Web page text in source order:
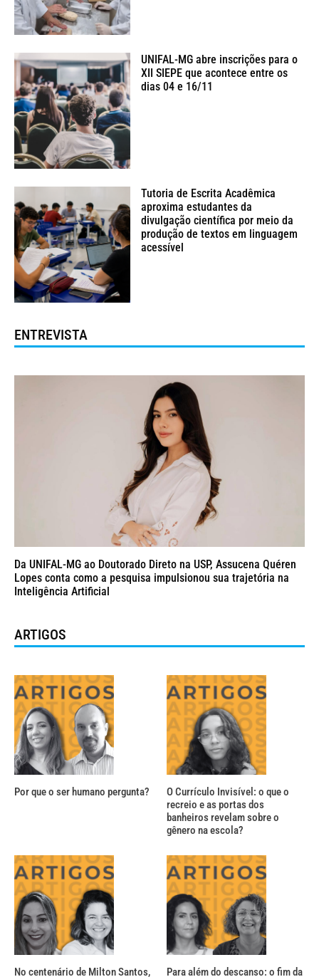
UNIFAL-MG abre inscrições para o
XII SIEPE que acontece entre os
dias 04 e 16/11
Tutoria de Escrita Acadêmica
aproxima estudantes da
divulgação científica por meio da
produção de textos em linguagem
acessível
ENTREVISTA
Da UNIFAL-MG ao Doutorado Direto na USP, Assucena Quéren
Lopes conta como a pesquisa impulsionou sua trajetória na
Inteligência Artificial
ARTIGOS
Por que o ser humano pergunta?
O Currículo Invisível: o que o
recreio e as portas dos
banheiros revelam sobre o
gênero na escola?
No centenário de Milton Santos, Para além do descanso: o fim da